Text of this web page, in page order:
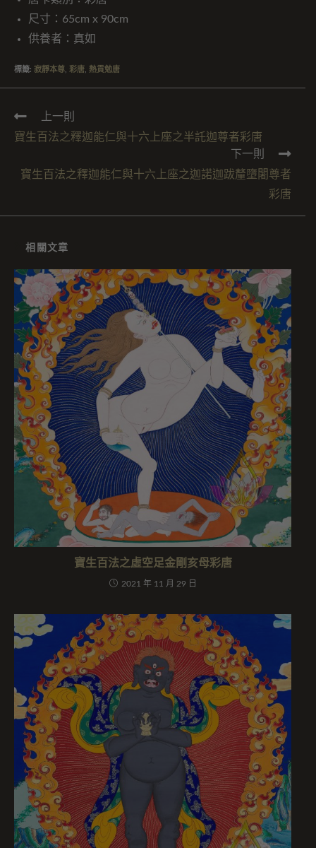
尺寸：65cm x 90cm
供養者：真如
標籤: 寂靜本尊 彩唐 熱貢勉唐
上一則
寶生百法之釋迦能仁與十六上座之半託迦尊者彩唐
下一則
寶生百法之釋迦能仁與十六上座之迦諾迦跋釐墮闍尊者
彩唐
相關文章
寶生百法之虛空足金剛亥母彩唐
2021 年 11 月 29 日